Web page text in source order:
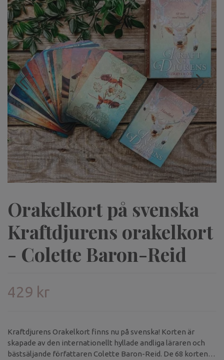
Orakelkort på svenska
Kraftdjurens orakelkort
- Colette Baron-Reid
429 kr
Kraftdjurens Orakelkort finns nu på svenska! Korten är
skapade av den internationellt hyllade andliga läraren och
bästsäljande författaren Colette Baron-Reid. De 68 korten